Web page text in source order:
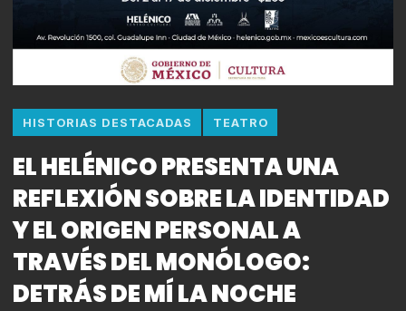
HISTORIAS DESTACADAS TEATRO
EL HELÉNICO PRESENTA UNA
REFLEXIÓN SOBRE LA IDENTIDAD
Y EL ORIGEN PERSONAL A
TRAVÉS DEL MONÓLOGO:
DETRÁS DE MÍ LA NOCHE